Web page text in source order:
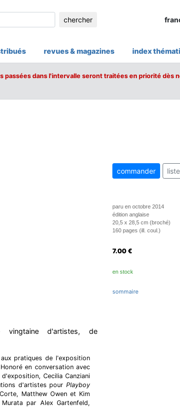
chercher
revues & magazines index
dans l'intervalle seront traitées en priorité dès
vingtaine d'artistes, de
pratiques de l'exposition
en conversation avec
Cecilia Canziani
d'artistes pour Playboy
Matthew Owen et Kim
par Alex Gartenfeld,
commander
paru en octobre 2014
édition anglaise
20,5 x 28,5 cm (broché)
160 pages (ill. coul.)
7.00 €
en stock
sommaire